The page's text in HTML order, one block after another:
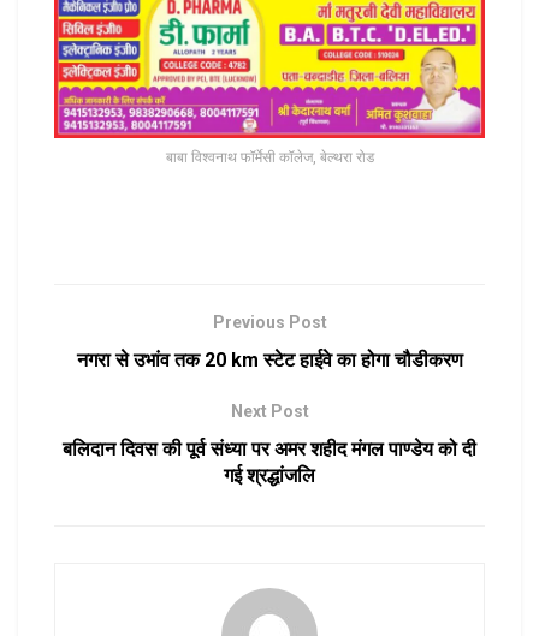
बाबा विश्वनाथ फॉर्मेसी कॉलेज, बेल्थरा रोड
Previous Post
नगरा से उभांव तक 20 km स्टेट हाईवे का होगा चौडीकरण
Next Post
बलिदान दिवस की पूर्व संध्या पर अमर शहीद मंगल पाण्डेय को दी
गई श्रद्धांजलि